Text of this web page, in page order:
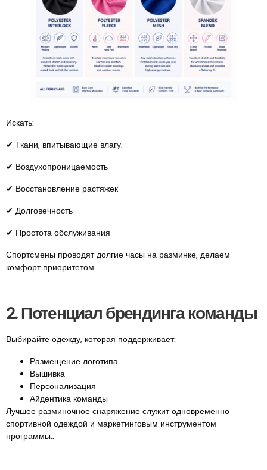
Искать:
✔ Ткани, впитывающие влагу.
✔ Воздухопроницаемость
✔ Восстановление растяжек
✔ Долговечность
✔ Простота обслуживания
Спортсмены проводят долгие часы на разминке, делаем
комфорт приоритетом.
2. Потенциал брендинга команды
Выбирайте одежду, которая поддерживает:
Размещение логотипа
Вышивка
Персонализация
Айдентика команды
Лучшее разминочное снаряжение служит одновременно
спортивной одеждой и маркетинговым инструментом
программы..